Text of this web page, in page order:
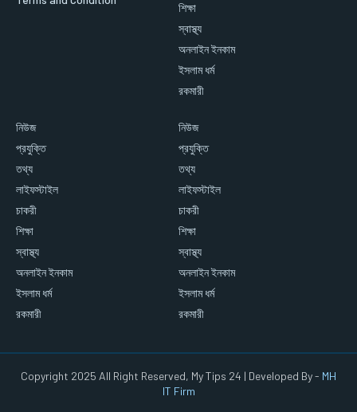
শিক্ষা
স্বাস্থ্য
অনলাইন ইনকাম
ইসলাম ধর্ম
রকমারী
নিউজ
প্রযুক্তি
তথ্য
লাইফস্টাইল
চাকরী
শিক্ষা
স্বাস্থ্য
অনলাইন ইনকাম
ইসলাম ধর্ম
রকমারী
নিউজ
প্রযুক্তি
তথ্য
লাইফস্টাইল
চাকরী
শিক্ষা
স্বাস্থ্য
অনলাইন ইনকাম
ইসলাম ধর্ম
রকমারী
Copyright 2025 All Right Reserved, My Tips 24 | Developed By - MH
IT Firm